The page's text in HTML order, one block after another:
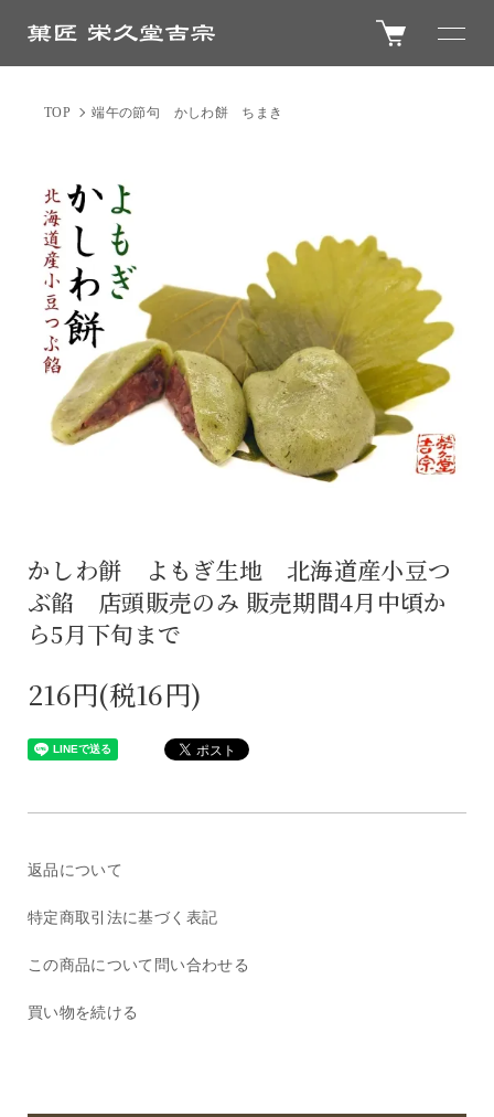
TOP 端午の節句 かしわ餅 ちまき
かしわ餅 よもぎ生地 北海道産小豆つ
ぶ餡 店頭販売のみ 販売期間4月中頃か
ら5月下旬まで
216円(税16円)
返品について
特定商取引法に基づく表記
この商品について問い合わせる
買い物を続ける